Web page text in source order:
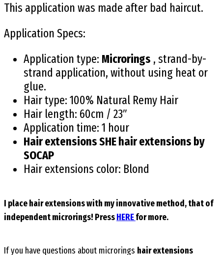
This application was made after bad haircut.
Application Specs:
Application type: Microrings , strand-by-
strand application, without using heat or
glue.
Hair type: 100% Natural Remy Hair
Hair length: 60cm / 23″
Application time: 1 hour
Hair extensions SHE hair extensions by
SOCAP
Hair extensions color: Blond
I placehair extensionswith my innovative method, that of
independent microrings! PressHEREfor more.
If you have questions about microrings hair extensions